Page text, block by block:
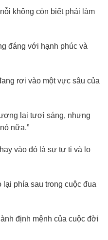
không còn biết phải làm
đáng với hạnh phúc và
rơi vào một vực sâu của
lai tươi sáng, nhưng
nữa.”
vào đó là sự tự ti và lo
lại phía sau trong cuộc đua
định mệnh của cuộc đời